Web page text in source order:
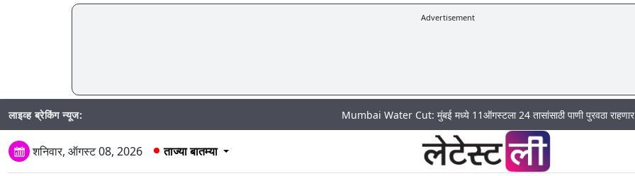
Advertisement
लाइव्ह ब्रेकिंग न्यूज: Mumbai Water Cut: मुंबई मध्ये 11ऑगस्टला 24 तासांसाठी पाणी पुरवठा राहणार बंद; पहा कुठे
शनिवार, ऑगस्ट 08, 2026 ताज्या बातम्या